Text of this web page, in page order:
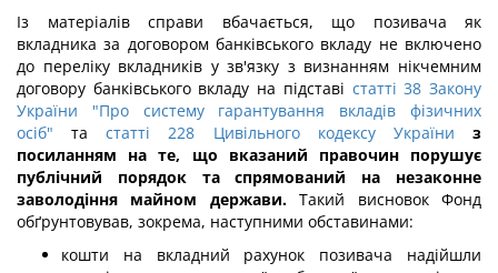
Із матеріалів справи вбачається, що позивача як
вкладника за договором банківського вкладу не включено
до переліку вкладників у зв'язку з визнанням нікчемним
договору банківського вкладу на підставі статті 38 Закону
України "Про систему гарантування вкладів фізичних
осіб" тастатті 228 Цивільного кодексу України
з
посиланням на те, що вказаний правочин порушує
публічний порядок та спрямований на незаконне
заволодіння майном держави.Такий висновок Фонд
обґрунтовував, зокрема, наступними обставинами:
кошти на вкладний рахунок позивача надійшли